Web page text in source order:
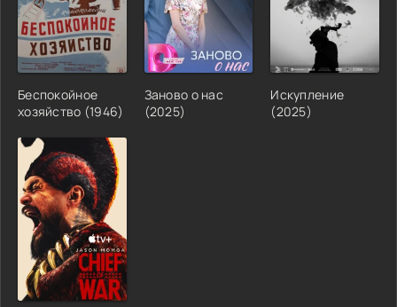
Беспокойное
хозяйство (1946)
Заново о нас
(2025)
Искупление
(2025)